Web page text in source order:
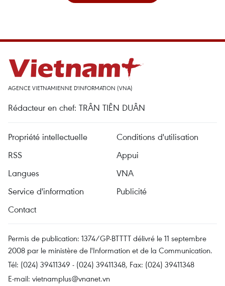
AGENCE VIETNAMIENNE D'INFORMATION (VNA)
Rédacteur en chef: TRÂN TIÊN DUÂN
Propriété intellectuelle
Conditions d'utilisation
RSS
Appui
Langues
VNA
Service d'information
Publicité
Contact
Permis de publication: 1374/GP-BTTTT délivré le 11 septembre
2008 par le ministère de l'Information et de la Communication.
Tél: (024) 39411349 - (024) 39411348, Fax: (024) 39411348
E-mail: vietnamplus@vnanet.vn